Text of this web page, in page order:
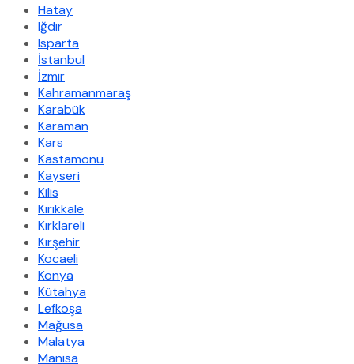
Hatay
Iğdır
Isparta
İstanbul
İzmir
Kahramanmaraş
Karabük
Karaman
Kars
Kastamonu
Kayseri
Kilis
Kırıkkale
Kırklareli
Kırşehir
Kocaeli
Konya
Kütahya
Lefkoşa
Mağusa
Malatya
Manisa